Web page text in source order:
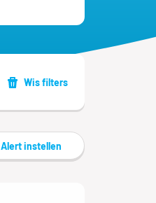
Wis filters
Alert instellen